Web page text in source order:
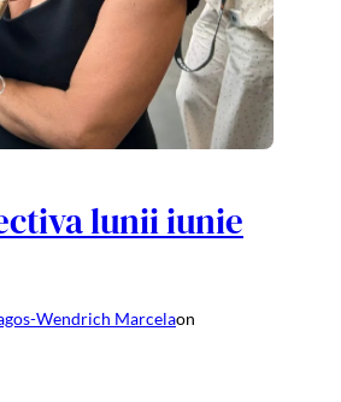
lunii iunie
Wendrich Marcelaon